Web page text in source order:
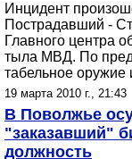
Инцидент
Пострадавший -
Главного центра
тыла МВД. По
табельное оружие
19 марта 2010 г., 21:43
В Поволжье
"заказавший"
должность